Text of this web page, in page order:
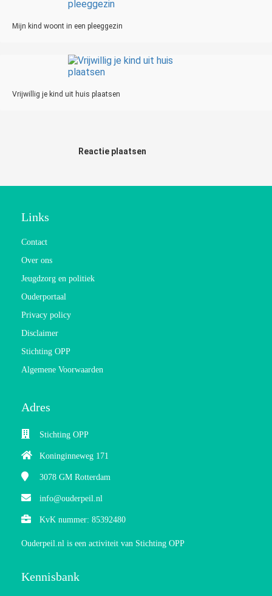
Mijn kind woont in een pleeggezin
Vrijwillig je kind uit huis plaatsen
Reactie plaatsen
Links
Contact
Over ons
Jeugdzorg en politiek
Ouderportaal
Privacy policy
Disclaimer
Stichting OPP
Algemene Voorwaarden
Adres
Stichting OPP
Koninginneweg 171
3078 GM Rotterdam
info@ouderpeil.nl
KvK nummer: 85392480
Ouderpeil.nl is een activiteit van Stichting OPP
Kennisbank